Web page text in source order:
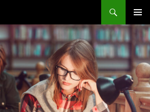
MENÜ